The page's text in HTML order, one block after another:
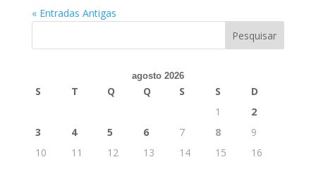
« Entradas Antigas
agosto 2026
S T Q Q S S
D
1
2
3
4 5 6 7 8
9
10
11 12 13 14 15
16